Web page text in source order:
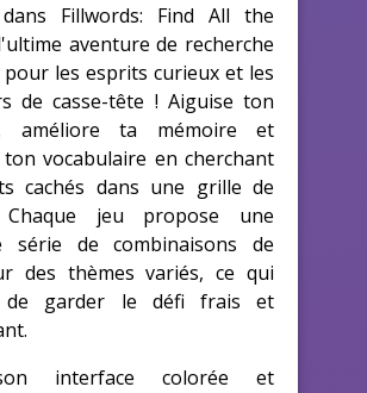
Fillwords: Find All the
aventure de recherche
les esprits curieux et les
de casse-tête ! Aiguise ton
améliore ta mémoire et
vocabulaire en cherchant
cachés dans une grille de
Chaque jeu propose une
série de combinaisons de
des thèmes variés, ce qui
de garder le défi frais et
interface colorée et